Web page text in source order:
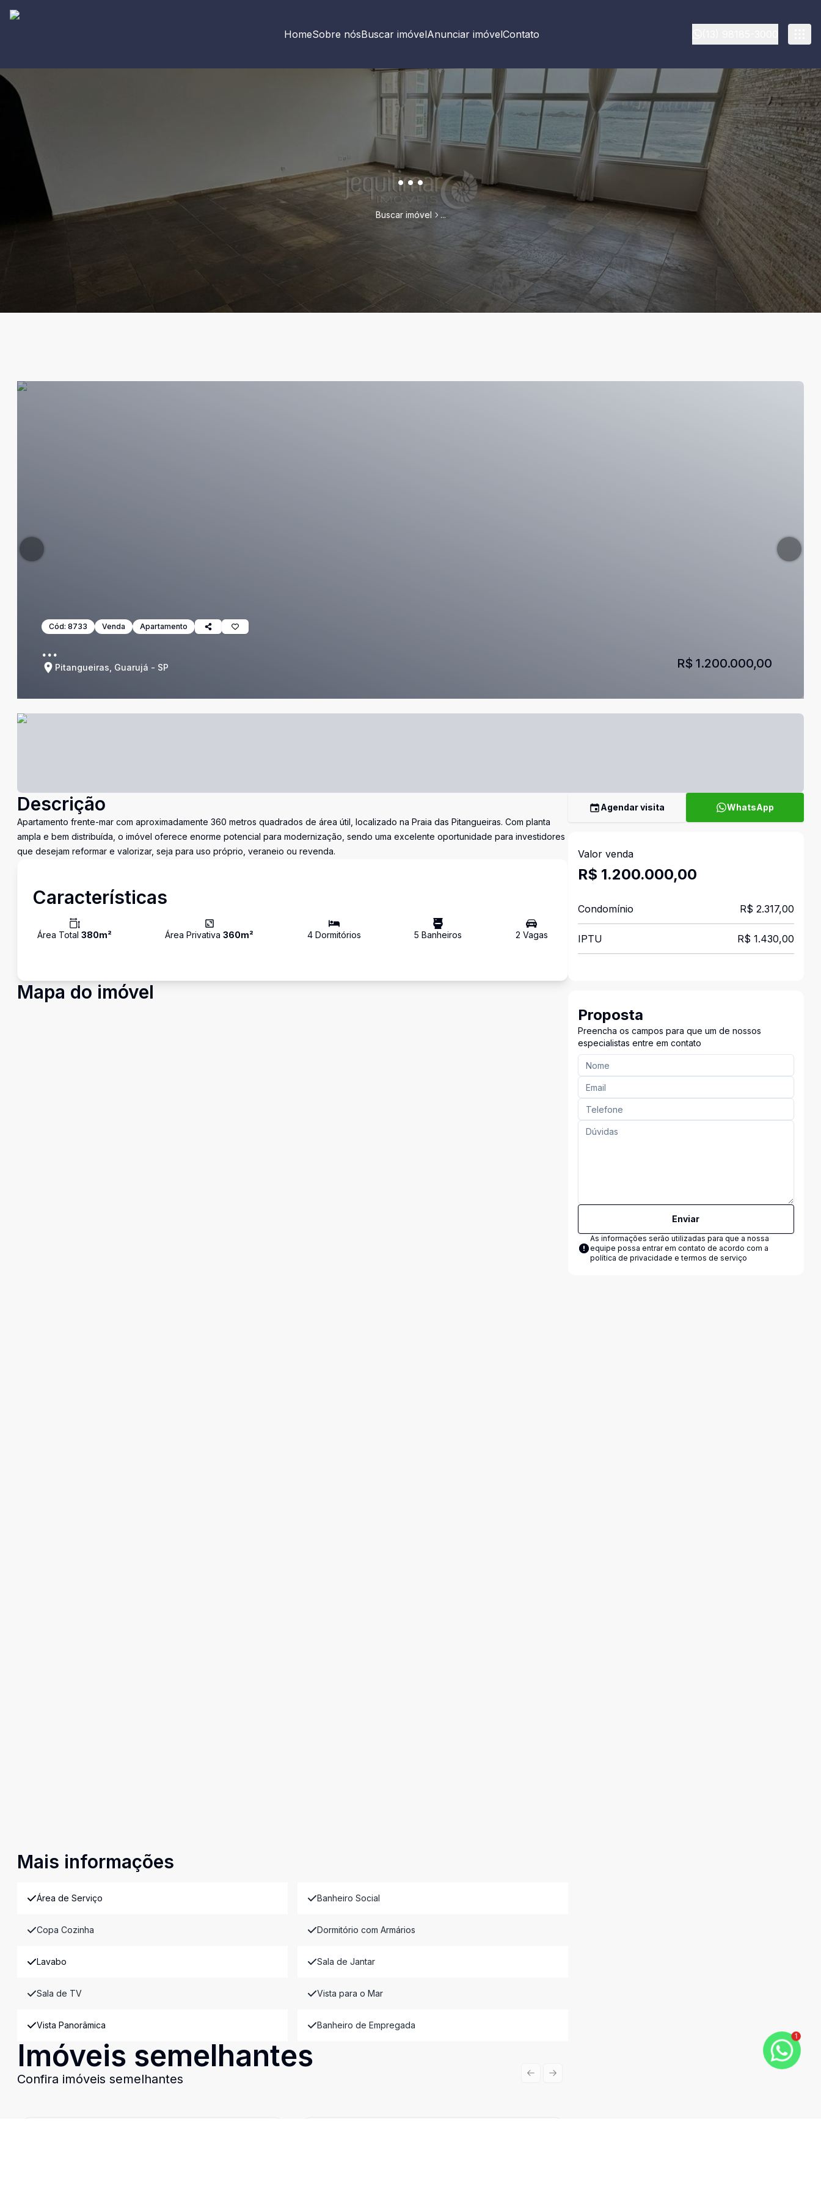
HomeSobre nósBuscar imóvelAnunciar imóvelContato
...
Buscar imóvel ...
Cód: 8733 Venda Apartamento
...
Pitangueiras, Guarujá - SP R$ 1.200.000,00
Descrição
Apartamento frente-mar com aproximadamente 360 metros quadrados de área útil, localizado na Praia das Pitangueiras. Com planta
ampla e bem distribuída, o imóvel oferece enorme potencial para modernização, sendo uma excelente oportunidade para investidores
que desejam reformar e valorizar, seja para uso próprio, veraneio ou revenda.
Características
Área Total 380m² Área Privativa360m² 4Dormitórios 5 Banheiros 2 Vagas
Mapa do imóvel
Mais informações
Área de Serviço Banheiro Social
Copa Cozinha Dormitório com Armários
Lavabo Sala de Jantar
Sala de TV Vista para o Mar
Vista Panorâmica Banheiro de Empregada
Imóveis semelhantes
Confira imóveis semelhantes Previous slide
Next slide
Agendar visita WhatsApp
Valor venda
R$ 1.200.000,00
Condomínio R$ 2.317,00
IPTU R$ 1.430,00
Proposta
Preencha os campos para que um de nossos
especialistas entre em contato
Enviar
As informações serão utilizadas para que a nossa
equipe possa entrar em contato de acordo com a
política de privacidade e termos de serviço
1